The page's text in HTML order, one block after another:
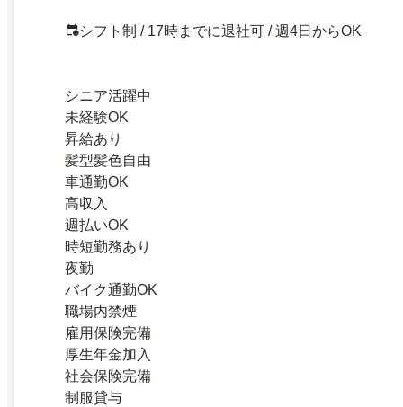
シフト制 / 17時までに退社可 / 週4日からOK
シニア活躍中
未経験OK
昇給あり
髪型髪色自由
車通勤OK
高収入
週払いOK
時短勤務あり
夜勤
バイク通勤OK
職場内禁煙
雇用保険完備
厚生年金加入
社会保険完備
制服貸与